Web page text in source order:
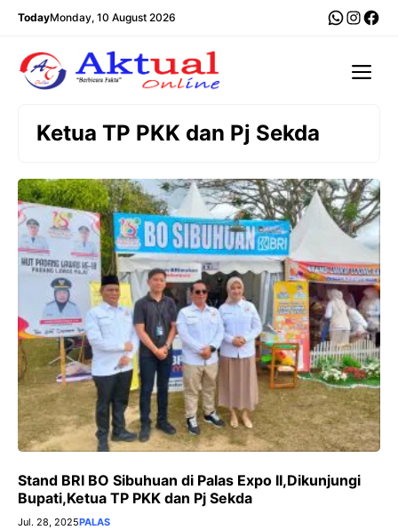
Langsung
TodayMonday, 10 August 2026
Ketua TP PKK dan Pj Sekda
Stand BRI BO Sibuhuan di Palas Expo II,Dikunjungi
Bupati,Ketua TP PKK dan Pj Sekda
Jul. 28, 2025PALAS